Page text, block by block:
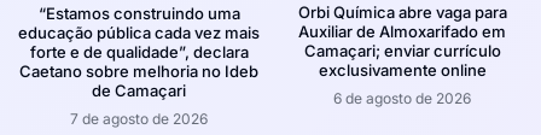
“Estamos construindo uma
educação pública cada vez mais
forte e de qualidade”, declara
Caetano sobre melhoria no Ideb
de Camaçari
7 de agosto de 2026
Orbi Química abre vaga para
Auxiliar de Almoxarifado em
Camaçari; enviar currículo
exclusivamente online
6 de agosto de 2026